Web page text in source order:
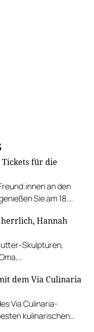
für die
an den
Sie am 18.
von 30Hannah
Skulpturen,
dem Via Culinaria
Via Culinaria-
kulinarischen